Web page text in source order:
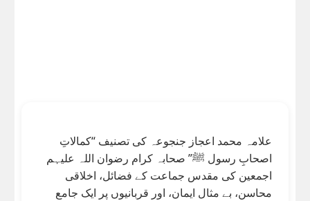
علامہ محمد اعجاز جنجوعہ کی تصنیف “کمالاتِ
اصحابِ رسول ﷺ” صحابہ کرام رضوان اللہ علیہم
اجمعین کی مقدس جماعت کے فضائل، اخلاقی
محاسن، بے مثال ایمان، اور قربانیوں پر ایک جامع